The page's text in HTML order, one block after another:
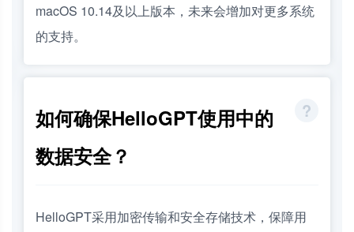
macOS 10.14及以上版本，未来会增加对更多系统
的支持。
如何确保HelloGPT使用中的
数据安全？
HelloGPT采用加密传输和安全存储技术，保障用